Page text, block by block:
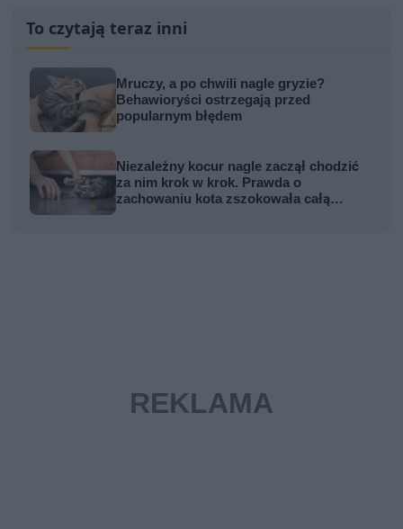
To czytają teraz inni
Mruczy, a po chwili nagle gryzie?
Behawioryści ostrzegają przed
popularnym błędem
Niezależny kocur nagle zaczął chodzić
za nim krok w krok. Prawda o
zachowaniu kota zszokowała całą